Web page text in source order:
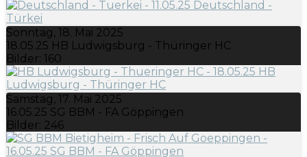
Sonntag, 18. Mai 2025
18.05.25 HB Ludwigsburg - Thüringer HC
Bilder: 160
Samstag, 17. Mai 2025
16.05.25 SG BBM - FA Göppingen
Bilder: 246